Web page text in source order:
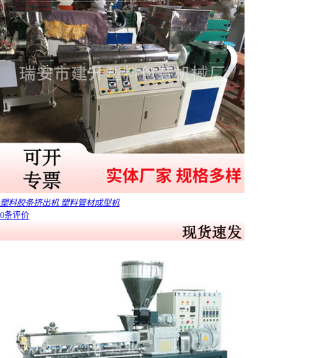
塑料胶条挤出机 塑料管材成型机
0条评价